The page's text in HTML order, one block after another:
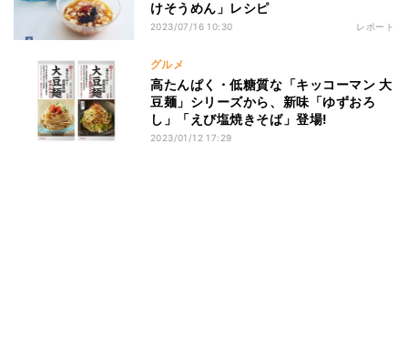
けそうめん」レシピ
2023/07/16 10:30 レポート
グルメ
高たんぱく・低糖質な「キッコーマン 大
豆麺」シリーズから、新味「ゆずおろ
し」「えび塩焼きそば」登場!
2023/01/12 17:29